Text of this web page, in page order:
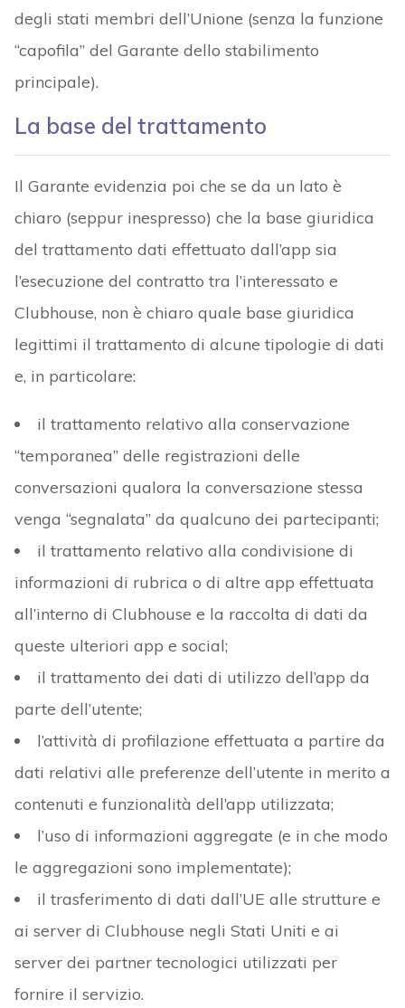
degli stati membri dell’Unione (senza la funzione
“capofila” del Garante dello stabilimento
principale).
La base del trattamento
Il Garante evidenzia poi che se da un lato è
chiaro (seppur inespresso) che la base giuridica
del trattamento dati effettuato dall’app sia
l’esecuzione del contratto tra l’interessato e
Clubhouse, non è chiaro quale base giuridica
legittimi il trattamento di alcune tipologie di dati
e, in particolare:
il trattamento relativo alla conservazione
“temporanea” delle registrazioni delle
conversazioni qualora la conversazione stessa
venga “segnalata” da qualcuno dei partecipanti;
il trattamento relativo alla condivisione di
informazioni di rubrica o di altre app effettuata
all’interno di Clubhouse e la raccolta di dati da
queste ulteriori app e social;
il trattamento dei dati di utilizzo dell’app da
parte dell’utente;
l’attività di profilazione effettuata a partire da
dati relativi alle preferenze dell’utente in merito a
contenuti e funzionalità dell’app utilizzata;
l’uso di informazioni aggregate (e in che modo
le aggregazioni sono implementate);
il trasferimento di dati dall’UE alle strutture e
ai server di Clubhouse negli Stati Uniti e ai
server dei partner tecnologici utilizzati per
fornire il servizio.